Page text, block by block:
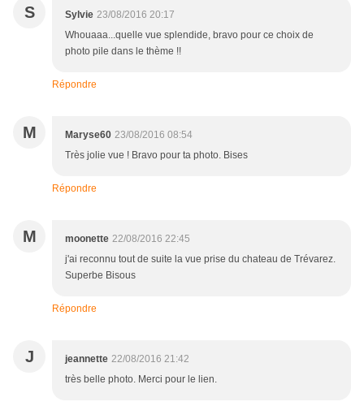
S Sylvie 23/08/2016 20:17
Whouaaa...quelle vue splendide, bravo pour ce choix de
photo pile dans le thème !!
Répondre
M Maryse60 23/08/2016 08:54
Très jolie vue ! Bravo pour ta photo. Bises
Répondre
M moonette 22/08/2016 22:45
j'ai reconnu tout de suite la vue prise du chateau de Trévarez.
Superbe Bisous
Répondre
J jeannette 22/08/2016 21:42
très belle photo. Merci pour le lien.